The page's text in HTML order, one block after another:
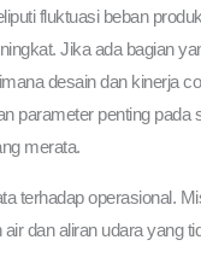
fluktuasi beban
Jika ada bagian
desain dan kinerja
parameter penting
merata.
terhadap operasional.
dan aliran udara yang